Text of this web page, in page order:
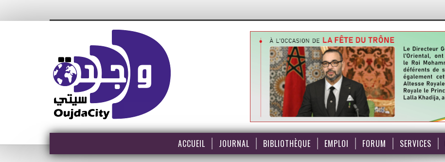
ACCUEIL JOURNAL BIBLIOTHÈQUE EMPLOI FORUM SERVICES